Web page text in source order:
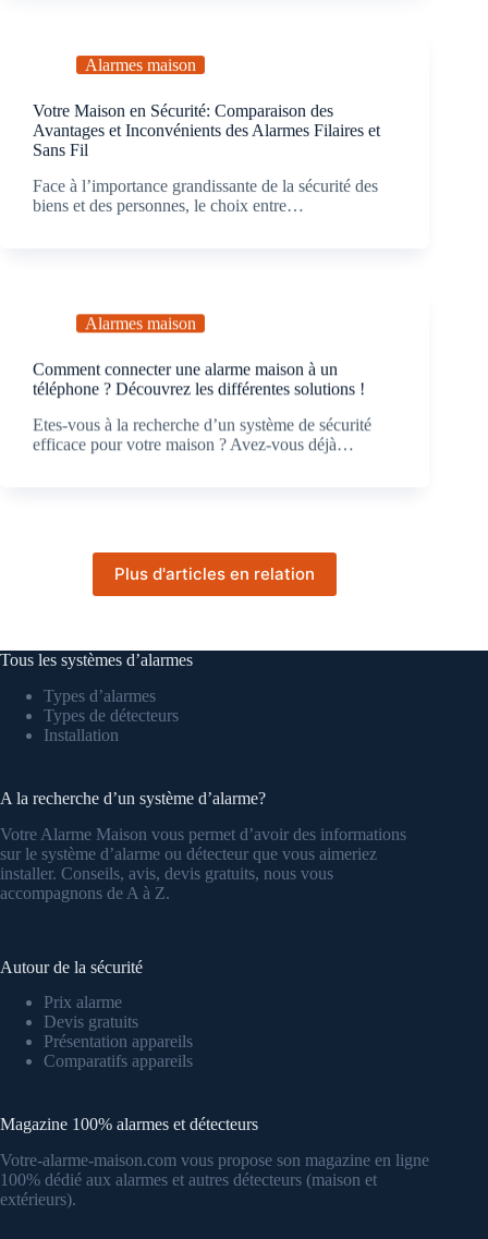
Alarmes maison
Votre Maison en Sécurité: Comparaison des
Avantages et Inconvénients des Alarmes Filaires et
Sans Fil
Face à l’importance grandissante de la sécurité des
biens et des personnes, le choix entre…
Alarmes maison
Comment connecter une alarme maison à un
téléphone ? Découvrez les différentes solutions !
Etes-vous à la recherche d’un système de sécurité
efficace pour votre maison ? Avez-vous déjà…
Plus d'articles en relation
Tous les systèmes d’alarmes
Types d’alarmes
Types de détecteurs
Installation
A la recherche d’un système d’alarme?
Votre Alarme Maison vous permet d’avoir des informations
sur le système d’alarme ou détecteur que vous aimeriez
installer. Conseils, avis, devis gratuits, nous vous
accompagnons de A à Z.
Autour de la sécurité
Prix alarme
Devis gratuits
Présentation appareils
Comparatifs appareils
Magazine 100% alarmes et détecteurs
Votre-alarme-maison.com vous propose son magazine en ligne
100% dédié aux alarmes et autres détecteurs (maison et
extérieurs).